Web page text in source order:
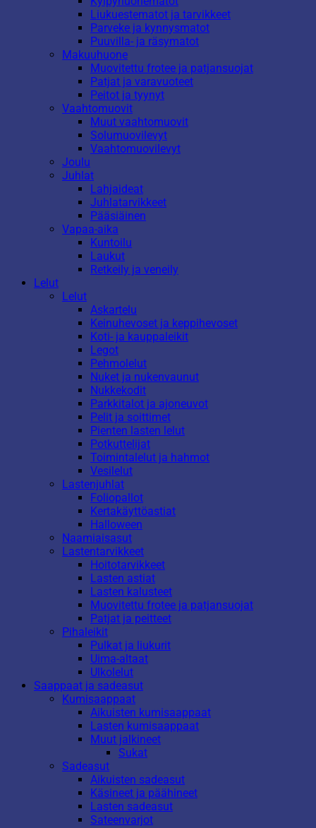
Liukuestematot ja tarvikkeet
Parveke ja kynnysmatot
Puuvilla- ja räsymatot
Makuuhuone
Muovitettu frotee ja patjansuojat
Patjat ja varavuoteet
Peitot ja tyynyt
Vaahtomuovit
Muut vaahtomuovit
Solumuovilevyt
Vaahtomuovilevyt
Joulu
Juhlat
Lahjaideat
Juhlatarvikkeet
Pääsiäinen
Vapaa-aika
Kuntoilu
Laukut
Retkeily ja veneily
Lelut
Lelut
Askartelu
Keinuhevoset ja keppihevoset
Koti- ja kauppaleikit
Legot
Pehmolelut
Nuket ja nukenvaunut
Nukkekodit
Parkkitalot ja ajoneuvot
Pelit ja soittimet
Pienten lasten lelut
Potkuttelijat
Toimintalelut ja hahmot
Vesilelut
Lastenjuhlat
Foliopallot
Kertakäyttöastiat
Halloween
Naamiaisasut
Lastentarvikkeet
Hoitotarvikkeet
Lasten astiat
Lasten kalusteet
Muovitettu frotee ja patjansuojat
Patjat ja peitteet
Pihaleikit
Pulkat ja liukurit
Uima-altaat
Ulkolelut
Saappaat ja sadeasut
Kumisaappaat
Aikuisten kumisaappaat
Lasten kumisaappaat
Muut jalkineet
Sukat
Sadeasut
Aikuisten sadeasut
Käsineet ja päähineet
Lasten sadeasut
Sateenvarjot